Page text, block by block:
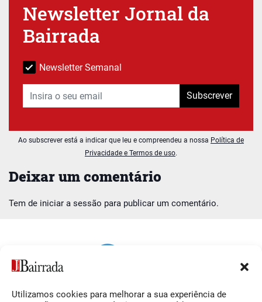
Utilizamos cookies para melhorar a sua experiência de
Deixar um comentário
Tem de iniciar a sessão para publicar um comentário.
Newsletter Jornal da
Bairrada
Newsletter Semanal
Subscrever
Ao subscrever está a indicar que leu e compreendeu a nossa Política de
Privacidade e Termos de uso.